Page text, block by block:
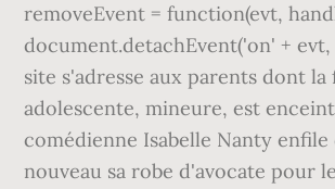
removeEvent = function(evt,
document.detachEvent('on' + evt,
site s'adresse aux parents dont la
adolescente, mineure, est
comédienne Isabelle Nanty enfile
nouveau sa robe d'avocate pour